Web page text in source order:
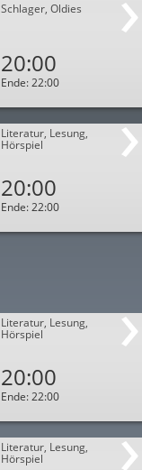
Schlager, Oldies
20:00
Ende: 22:00
Literatur, Lesung,
Hörspiel
20:00
Ende: 22:00
Literatur, Lesung,
Hörspiel
20:00
Ende: 22:00
Literatur, Lesung,
Hörspiel